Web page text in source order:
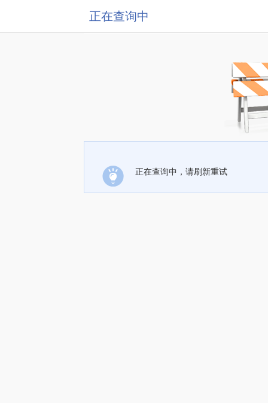
正在查询中
正在查询中，请刷新重试